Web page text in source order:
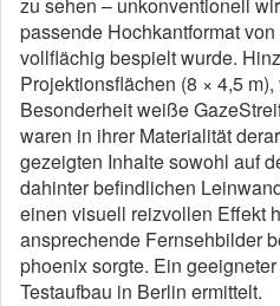
passende Hochkantformat
vollflächig bespielt wurde.
Projektionsflächen (8 × 4,5
Besonderheit weiße
waren in ihrer Materialität
gezeigten Inhalte sowohl auf
dahinter befindlichen
einen visuell reizvollen Effekt
ansprechende Fernsehbilder
phoenix sorgte. Ein
Testaufbau in Berlin ermittelt.